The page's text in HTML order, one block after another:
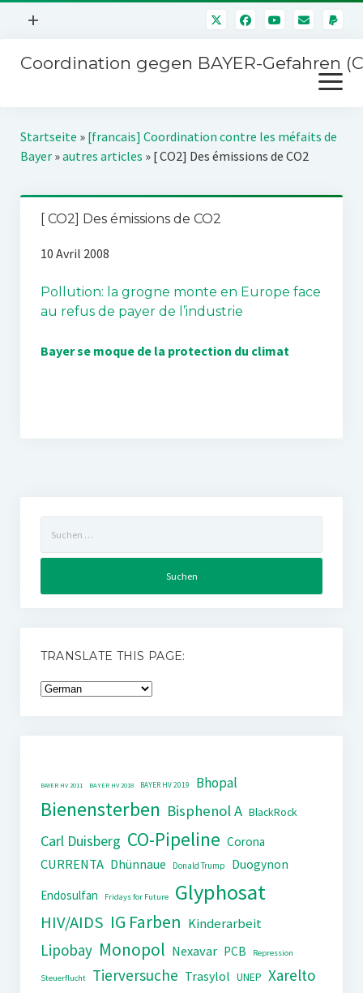
Menü
+
Mitmachen
Über uns
Impressum
Coordination gegen BAYER-Gefahren
Menü
öffnen
Kampagnen
BAYER-Hauptversammlungen
Startseite » [francais] Coordination contre les méfaits de
Bayer»autres articles » [ CO2] Des émissions de CO2
[ CO2] Des émissions de CO2
10 Avril 2008
Pollution: la grogne monte en Europe face
au refus de payer de l’industrie
Bayer se moque de la protection du climat
nach:
TRANSLATE THIS PAGE:
BAYER HV 2011 BAYER HV 2018 BAYER HV 2019 Bhopal
Bienensterben Bisphenol A BlackRock
Carl Duisberg CO-Pipeline Corona
CURRENTA Dhünnaue Donald Trump
Duogynon
Endosulfan
Fridays for Future Glyphosat
HIV/AIDS IG Farben Kinderarbeit
Lipobay Monopol Nexavar PCB Repression
Steuerflucht Tierversuche Trasylol UNEP Xarelto